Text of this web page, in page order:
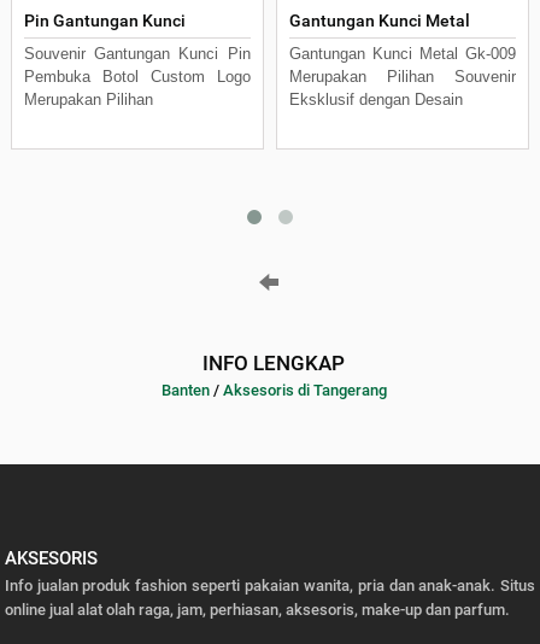
Pin Gantungan Kunci
Souvenir Gantungan Kunci Pin
Pembuka Botol Custom Logo
Merupakan Pilihan
Gantungan Kunci Metal
Gantungan Kunci Metal Gk-009
Merupakan Pilihan Souvenir
Eksklusif dengan Desain
INFO LENGKAP
Banten/ Aksesoris di Tangerang
AKSESORIS
Info jualan produk fashion seperti pakaian wanita, pria dan anak-anak. Situs
online jual alat olah raga, jam, perhiasan, aksesoris, make-up dan parfum.